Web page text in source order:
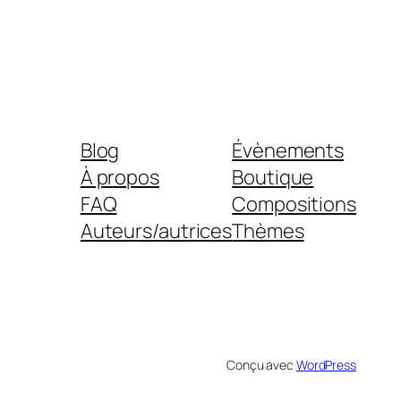
Blog
À propos
FAQ
Auteurs/autrices
Évènements
Boutique
Compositions
Thèmes
Conçu avec WordPress